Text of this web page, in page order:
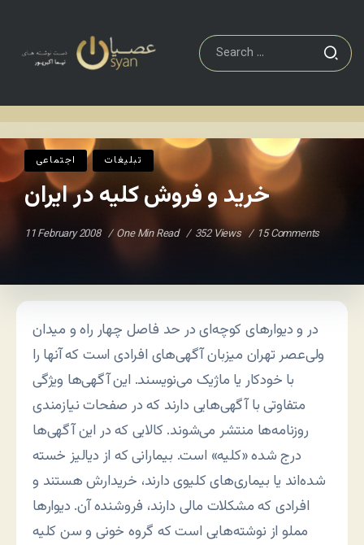
اجتماعی تبلیغات
خرید و فروش کلیه در ایران
11 February 2008 One Min Read 352 Views 15 Comments
در و دیوارهای کوچه‌ای در حد فاصل چهار راه و میدان
ولی‌عصر تهران میزبان آگهی‌های افرادی است که آنها را
با خودکار یا ماژیک می‌نویسند. این آگهی‌ها ویژگی
متفاوتی با آگهی‌هایی دارند که در صفحات نیازمندی
روزنامه‌ها منتشر می‌شوند. کالایی که در این آگهی‌ها
درج شده «کلیه» است. بیمارانی که از دیالیز خسته
شده‌اند یا بیماری‌های کلیوی دارند، خریدارش هستند و
افرادی که مشکلات مالی دارند، فروشنده آن. دیوارها
مملو از نوشته‌هایی است که گروه خونی و سن کلیه